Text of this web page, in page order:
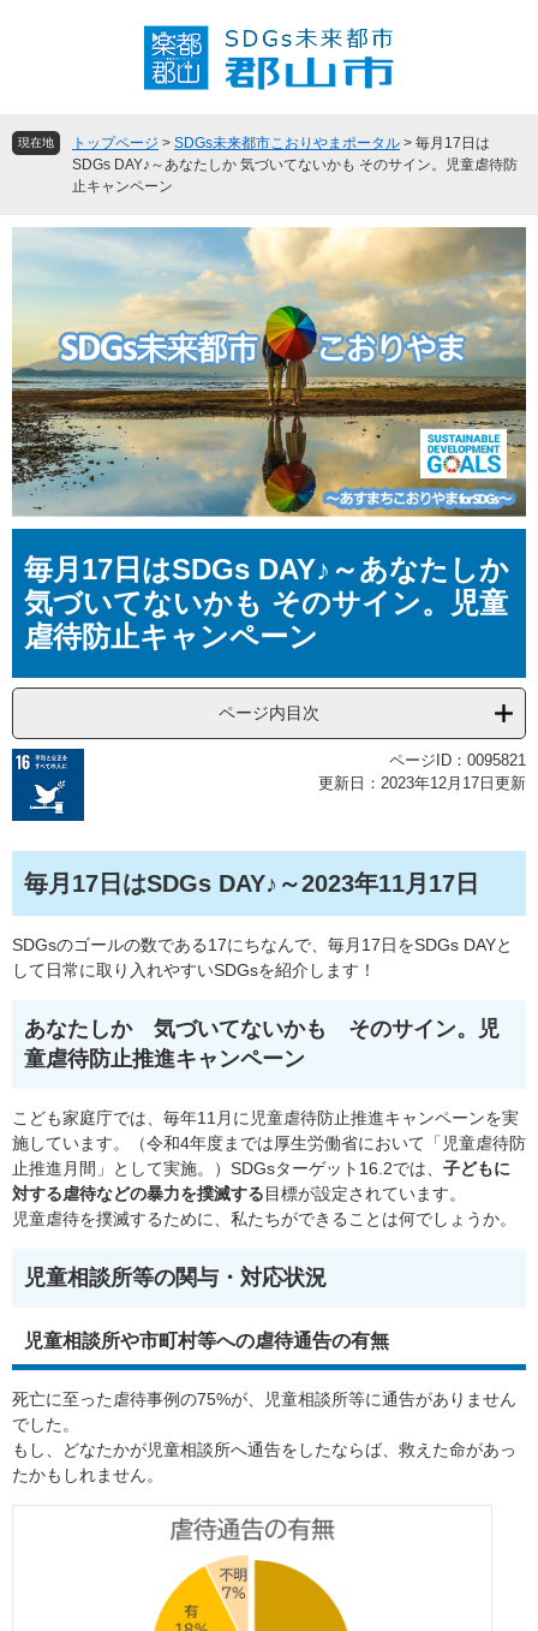
頭
飛現在地 トップページ > SDGs未来都市こおりやまポータル > 毎月17日は
SDGs DAY♪～あなたしか 気づいてないかも そのサイン。児童虐待防
止キャンペーン
文毎月17日はSDGs DAY♪～あなたしか
気づいてないかも そのサイン。児童
虐待防止キャンペーン
ページ内目次
ページID：0095821
更新日：2023年12月17日更新
毎月17日はSDGs DAY♪～2023年11月17日
SDGsのゴールの数である17にちなんで、毎月17日をSDGs DAYと
して日常に取り入れやすいSDGsを紹介します！
あなたしか 気づいてないかも そのサイン。児
童虐待防止推進キャンペーン
こども家庭庁では、毎年11月に児童虐待防止推進キャンペーンを実
施しています。（令和4年度までは厚生労働省において「児童虐待防
止推進月間」として実施。）SDGsターゲット16.2では、 子どもに
対する虐待などの暴力を撲滅する目標が設定されています。
児童虐待を撲滅するために、私たちができることは何でしょうか。
児童相談所等の関与・対応状況
児童相談所や市町村等への虐待通告の有無
死亡に至った虐待事例の75%が、児童相談所等に通告がありません
でした。
もし、どなたかが児童相談所へ通告をしたならば、救えた命があっ
たかもしれません。